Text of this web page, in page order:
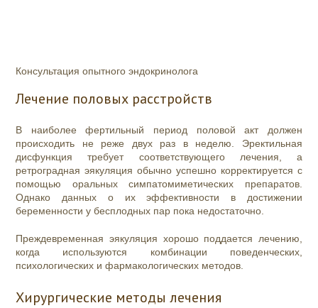
Консультация опытного эндокринолога
Лечение половых расстройств
В наиболее фертильный период половой акт должен
происходить не реже двух раз в неделю. Эректильная
дисфункция требует соответствующего лечения, а
ретроградная эякуляция обычно успешно корректируется с
помощью оральных симпатомиметических препаратов.
Однако данных о их эффективности в достижении
беременности у бесплодных пар пока недостаточно.
Преждевременная эякуляция хорошо поддается лечению,
когда используются комбинации поведенческих,
психологических и фармакологических методов.
Хирургические методы лечения